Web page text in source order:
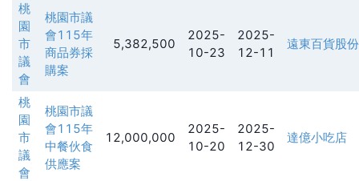
桃
園
市
議
會
桃園市議
會115年
商品券採
購案
5,382,500
2025-
10-23
2025-
12-11
遠東百貨股
桃
園
市
議
會
桃園市議
會115年
中餐伙食
供應案
12,000,000
2025-
10-20
2025-
12-30
達億小吃店